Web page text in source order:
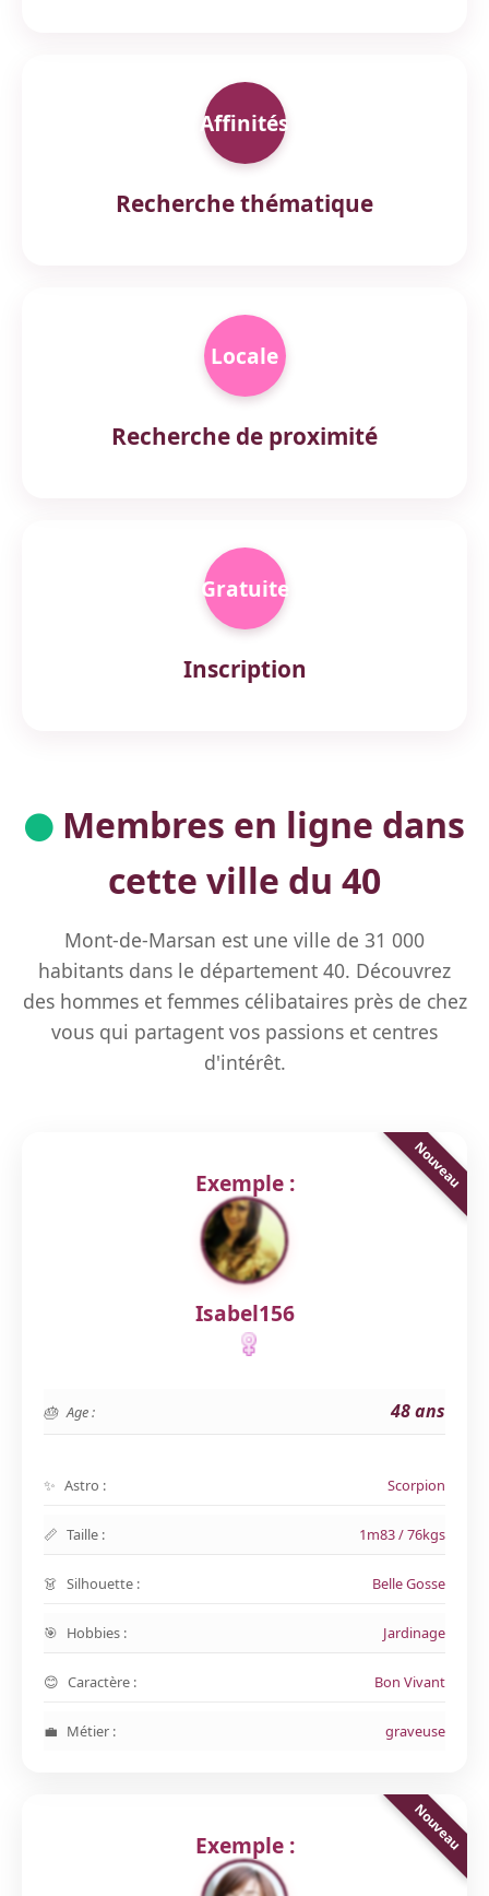
Affinités
Recherche thématique
Locale
Recherche de proximité
Gratuite
Inscription
Membres en ligne dans
cette ville du 40
Mont-de-Marsan est une ville de 31 000
habitants dans le département 40. Découvrez
des hommes et femmes célibataires près de chez
vous qui partagent vos passions et centres
d'intérêt.
Exemple :
Isabel156
Age : 48 ans
Astro : Scorpion
Taille : 1m83 / 76kgs
Silhouette : Belle Gosse
Hobbies : Jardinage
Caractère : Bon Vivant
Métier : graveuse
Exemple :